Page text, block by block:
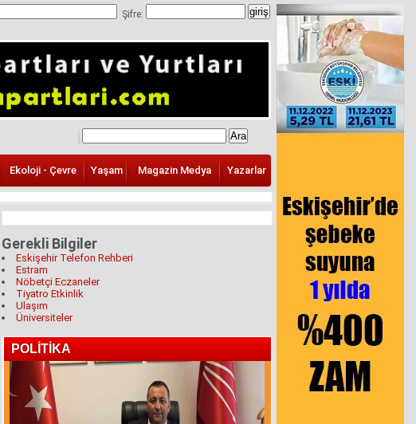
Şifre:
Ekoloji - Çevre Yaşam Magazin Medya Yazarlar
Gerekli Bilgiler
Eskişehir Telefon Rehberi
Estram
Nöbetçi Eczaneler
Tiyatro Etkinlik
Ulaşım
Üniversiteler